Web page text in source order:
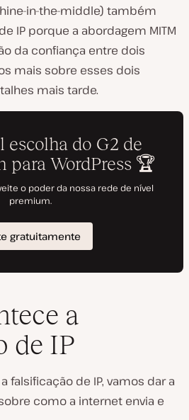
in-the-middle) também
IP porque a abordagem MITM
da confiança entre dois
mais sobre esses dois
mais tarde.
a
de IP
falsificação de IP, vamos dar a
como a internet envia e